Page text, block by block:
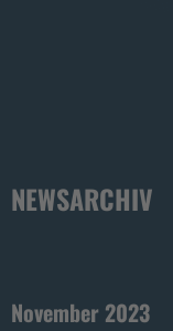
NEWSARCHIV
November 2023